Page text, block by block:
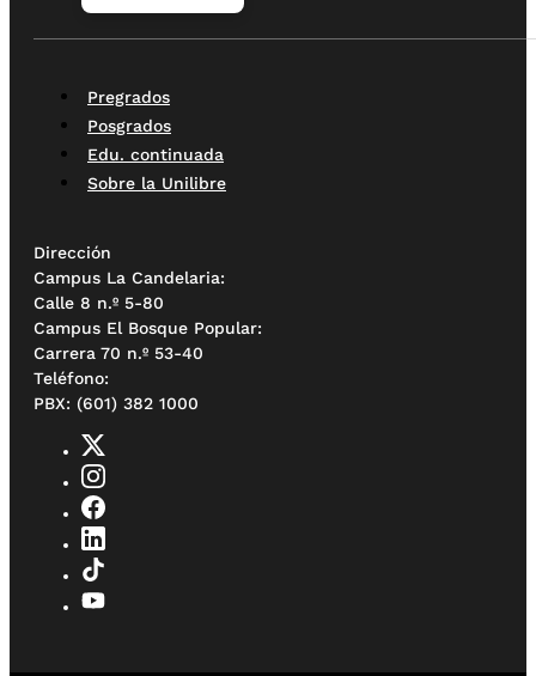
Pregrados
Posgrados
Edu. continuada
Sobre la Unilibre
Dirección
Campus La Candelaria:
Calle 8 n.º 5-80
Campus El Bosque Popular:
Carrera 70 n.º 53-40
Teléfono:
PBX: (601) 382 1000